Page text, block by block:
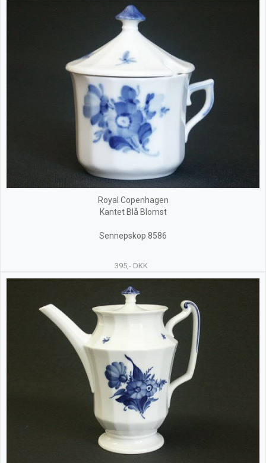
Royal Copenhagen
Kantet Blå Blomst
Sennepskop 8586
395,- DKK